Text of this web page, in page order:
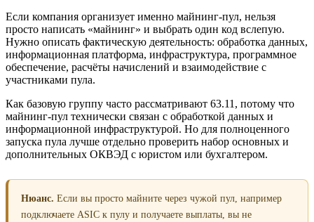
Если компания организует именно майнинг-пул, нельзя
просто написать «майнинг» и выбрать один код вслепую.
Нужно описать фактическую деятельность: обработка данных,
информационная платформа, инфраструктура, программное
обеспечение, расчёты начислений и взаимодействие с
участниками пула.
Как базовую группу часто рассматривают 63.11, потому что
майнинг-пул технически связан с обработкой данных и
информационной инфраструктурой. Но для полноценного
запуска пула лучше отдельно проверить набор основных и
дополнительных ОКВЭД с юристом или бухгалтером.
Нюанс. Если вы просто майните через чужой пул, например
подключаете ASIC к пулу и получаете выплаты, вы не